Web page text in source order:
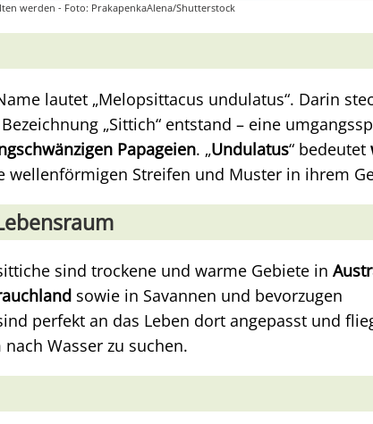
werden - Foto: PrakapenkaAlena/Shutterstock
lautet „Melopsittacus undulatus“. Darin
„Sittich“ entstand – eine
Papageien. „Undulatus“ bedeutet
wellenförmigen Streifen und Muster in ihrem
sind trockene und warme Gebiete in
sowie in Savannen und bevorzugen
perfekt an das Leben dort angepasst und
Wasser zu suchen.